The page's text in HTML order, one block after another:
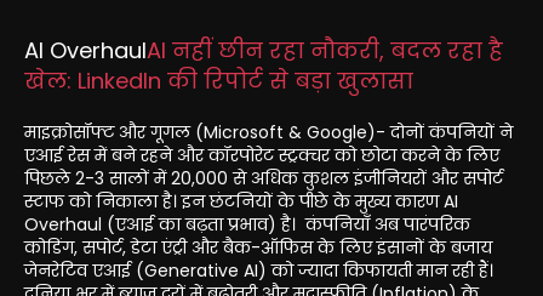
AI OverhaulAI नहीं छीन रहा नौकरी, बदल रहा है
खेल: LinkedIn की रिपोर्ट से बड़ा खुलासा
माइक्रोसॉफ्ट और गूगल (Microsoft & Google)- दोनों कंपनियों ने
एआई रेस में बने रहने और कॉरपोरेट स्ट्रक्चर को छोटा करने के लिए
पिछले 2-3 सालों में 20,000 से अधिक कुशल इंजीनियरों और सपोर्ट
स्टाफ को निकाला है। इन छंटनियों के पीछे के मुख्य कारण AI
Overhaul (एआई का बढ़ता प्रभाव) है। कंपनियाँ अब पारंपरिक
कोडिंग, सपोर्ट, डेटा एंट्री और बैक-ऑफिस के लिए इंसानों के बजाय
जेनरेटिव एआई (Generative AI) को ज्यादा किफायती मान रही हैं।